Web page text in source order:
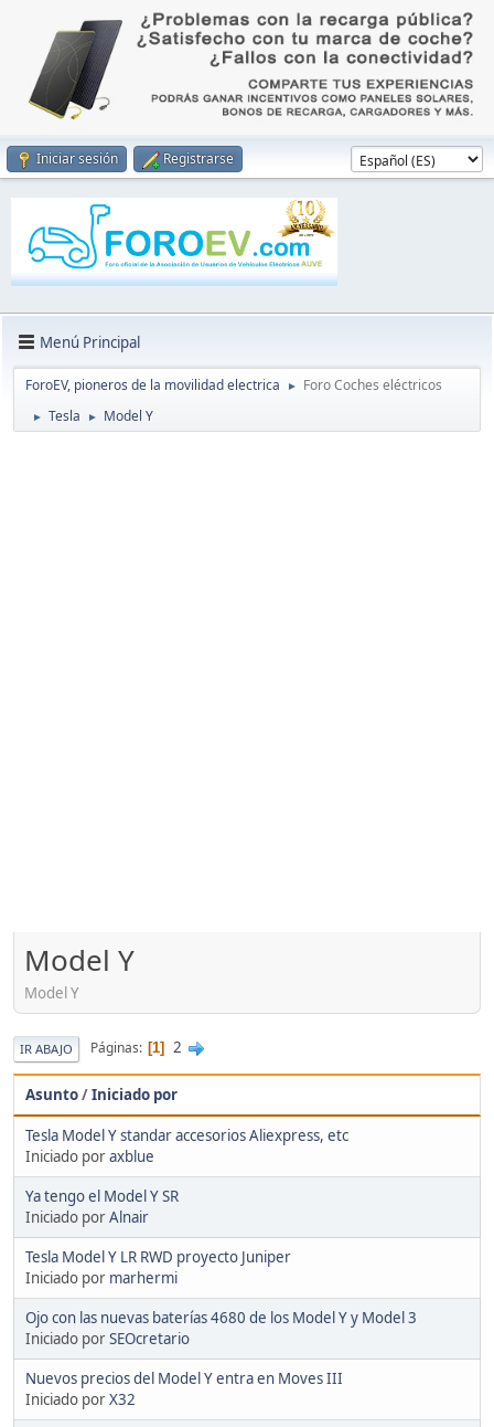
Iniciar sesión Registrarse
Menú Principal
ForoEV, pioneros de la movilidad electrica ► Foro Coches eléctricos
► Tesla ► Model Y
Model Y
Model Y
IR ABAJO Páginas 1 2
Asunto/Iniciado por
Tesla Model Y standar accesorios Aliexpress, etc
Iniciado poraxblue
Ya tengo el Model Y SR
Iniciado porAlnair
Tesla Model Y LR RWD proyecto Juniper
Iniciado por marhermi
Ojo con las nuevas baterías 4680 de los Model Y y Model 3
Iniciado porSEOcretario
Nuevos precios del Model Y entra en Moves III
Iniciado porX32